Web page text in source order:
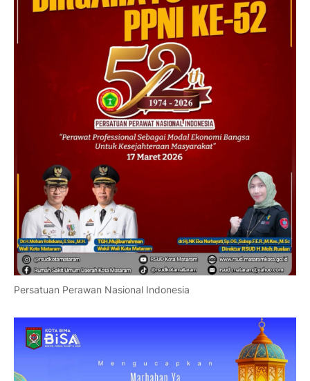
Persatuan Perawan Nasional Indonesia